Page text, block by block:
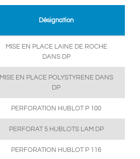
Désignation
MISE EN PLACE LAINE DE ROCHE
DANS DP
MISE EN PLACE POLYSTYRENE DANS
DP
PERFORATION HUBLOT P 100
PERFORAT 5 HUBLOTS LAM DP
PERFORATION HUBLOT P 116